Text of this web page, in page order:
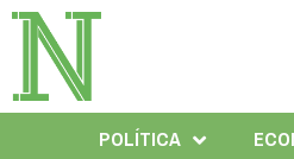
POLÍTICA